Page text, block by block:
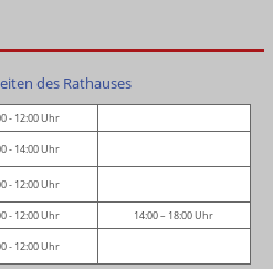
des Rathauses
- 12:00 Uhr
- 14:00 Uhr
- 12:00 Uhr
- 12:00 Uhr 14:00 – 18:00 Uhr
- 12:00 Uhr